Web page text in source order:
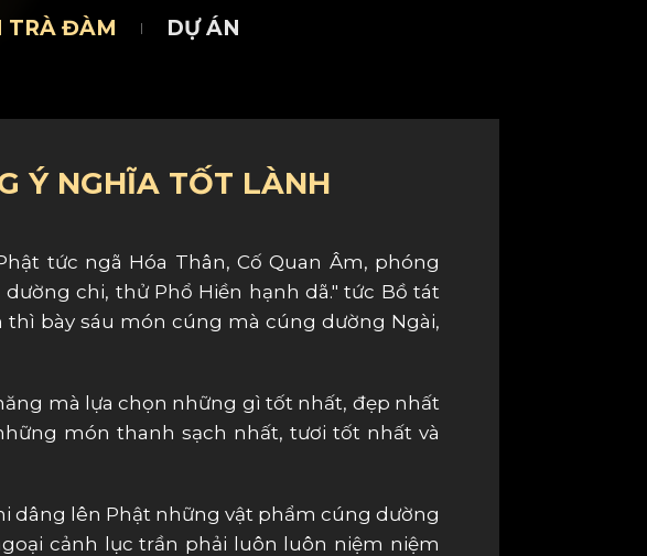
TRÀ ĐÀM DỰ ÁN
Ý NGHĨA TỐT LÀNH
tức ngã Hóa Thân, Cố Quan Âm, phóng
chi, thử Phổ Hiền hạnh dã." tức Bồ tát
bày sáu món cúng mà cúng dường Ngài,
mà lựa chọn những gì tốt nhất, đẹp nhất
món thanh sạch nhất, tươi tốt nhất và
dâng lên Phật những vật phẩm cúng dường
cảnh lục trần phải luôn luôn niệm niệm